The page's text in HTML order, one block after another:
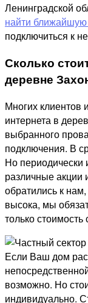
Ленинградской
найти
подключиться к
Сколько
деревне
Многих клиентов
интернета в
выбранного
подключения. В
Но периодически
различные акции
обратились к
высока, мы
только стоимость
Если Ваш дом
возможно. Но
индивидуально.